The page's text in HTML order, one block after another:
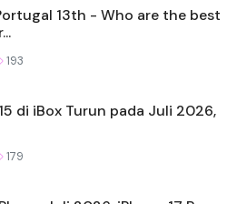
13th - Who are the best
193
di iBox Turun pada Juli 2026,
179